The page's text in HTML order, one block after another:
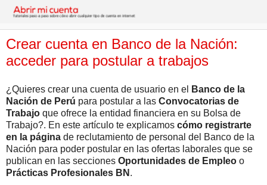
Crear cuenta en Banco de la Nación:
acceder para postular a trabajos
¿Quieres crear una cuenta de usuario en el
Banco de la
Nación de Perú para postular a las Convocatorias de
Trabajo que ofrece la entidad financiera en su Bolsa de
Trabajo?. En este artículo te explicamos cómo registrarte
en la página de reclutamiento de personal del Banco de la
Nación para poder postular en las ofertas laborales que se
publican en las secciones Oportunidades de Empleo o
Prácticas Profesionales BN .